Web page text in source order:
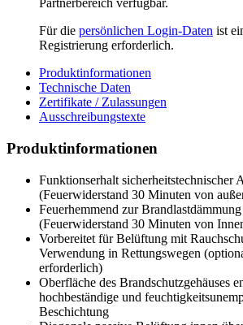
Partnerbereich verfügbar.
Für die persönlichen Login-Daten ist
Registrierung erforderlich.
Produktinformationen
Technische Daten
Zertifikate / Zulassungen
Ausschreibungstexte
Produktinformationen
Funktionserhalt sicherheitstechnischer
(Feuerwiderstand 30 Minuten von
Feuerhemmend zur
(Feuerwiderstand 30 Minuten von
Vorbereitet für Belüftung mit
Verwendung in Rettungswegen
erforderlich)
Oberfläche des Brandschutzgehäuses
hochbeständige und
Beschichtung